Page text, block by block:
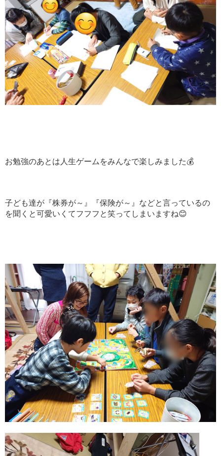
お勉強のあとは人生ゲームをみんなで楽しみました💰
子ども達が『株券が～』『保険が～』などと言っているの
を聞くと可愛いくてフフフと笑ってしまいますね😊